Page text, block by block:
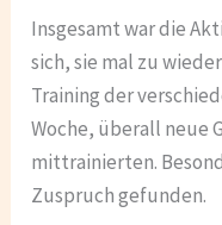
Insgesamt war die
sich, sie mal zu
Training der
Woche, überall neue
mittrainierten.
Zuspruch gefunden.